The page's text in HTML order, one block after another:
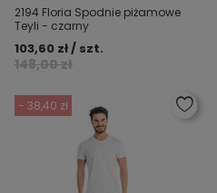
2194 Floria Spodnie piżamowe
Teyli - czarny
148,00 zł
103,60 zł / szt.
- 38,40 zł